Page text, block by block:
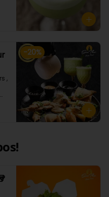
-20%
,